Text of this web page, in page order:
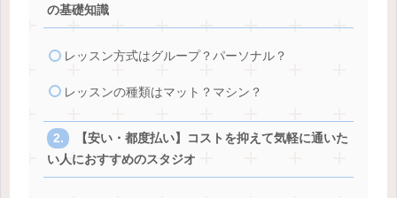
の基礎知識
レッスン方式はグループ？パーソナル？
レッスンの種類はマット？マシン？
【安い・都度払い】コストを抑えて気軽に通いた
い人におすすめのスタジオ